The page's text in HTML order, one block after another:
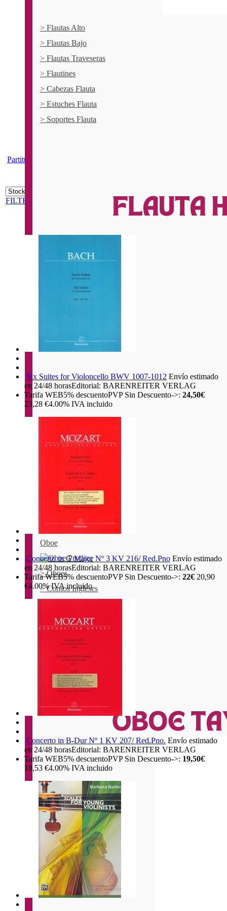
> Flautas Alto
> Flautas Bajo
> Flautas Traveseras
> Flautines
> Cabezas Flauta
> Estuches Flauta
> Soportes Flauta
Oboe
> Oboes
> Cornos Ingleses
> Estuches Oboe
Partituras Violín
FILTROS
44de 56
Six Suites for Violoncello BWV 1007-1012 Envío estimado
en 24/48 horasEditorial: BARENREITER VERLAG
Tarifa WEB5% descuentoPVP Sin Descuento->: 24,50€
23,28 €4.00% IVA incluido
Concerto in G Major Nº 3 KV 216/ Red.Pno Envío estimado
en 24/48 horasEditorial: BARENREITER VERLAG
Tarifa WEB5% descuentoPVP Sin Descuento->: 22€ 20,90
€4.00%IVA incluido
Concerto in B-Dur Nº 1 KV 207/ Red.Pno. Envío estimado
en 24/48 horasEditorial: BARENREITER VERLAG
Tarifa WEB5% descuentoPVP Sin Descuento->: 19,50€
18,53 €4.00% IVA incluido